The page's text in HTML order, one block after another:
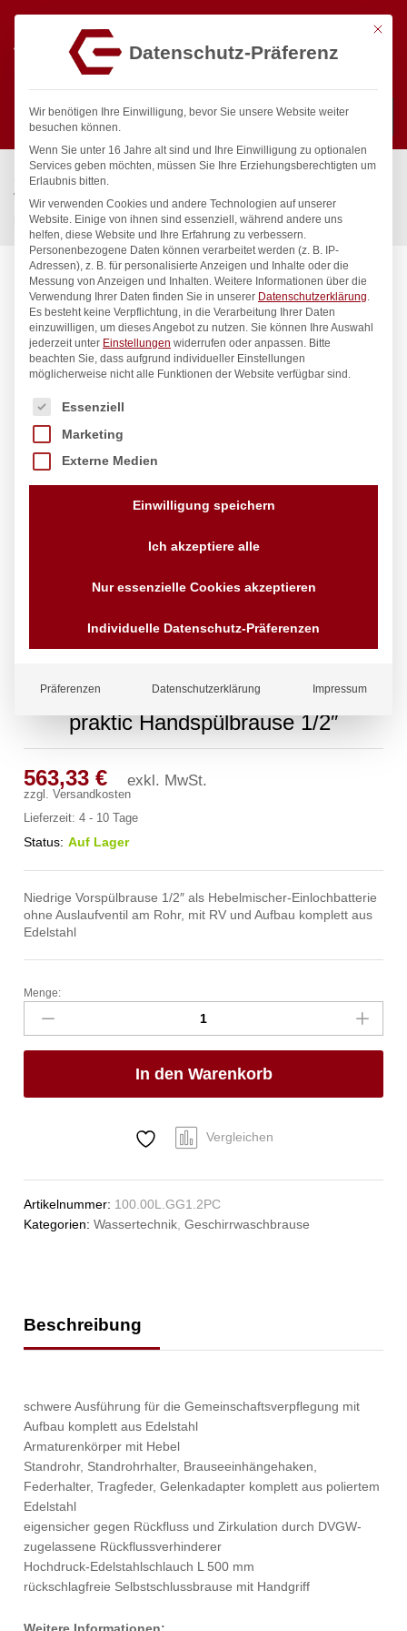
Suchen
Start / Gastronomiebedarf & Gastro Geräte für Profis
Wassertechnik
Geschirrwaschbrause
praktic Handspülbrause 1/2″
praktic Handspülbrause 1/2″
563,33€ exkl. MwSt.
zzgl.Versandkosten
Lieferzeit:4 - 10 Tage
Status: Auf Lager
Niedrige Vorspülbrause 1/2″ als Hebelmischer-Einlochbatterie
ohne Auslaufventil am Rohr, mit RV und Aufbau komplett aus
Edelstahl
praktic
Handspülbrause
1/2"
Anzahl
Menge:
In den Warenkorb
Vergleichen
Artikelnummer: 100.00L.GG1.2PC
Kategorien:Wassertechnik,Geschirrwaschbrause
Beschreibung
schwere Ausführung für die Gemeinschaftsverpflegung mit
Aufbau komplett aus Edelstahl
Armaturenkörper mit Hebel
Standrohr, Standrohrhalter, Brauseeinhängehaken,
Federhalter, Tragfeder, Gelenkadapter komplett aus poliertem
Edelstahl
eigensicher gegen Rückfluss und Zirkulation durch DVGW-
zugelassene Rückflussverhinderer
Hochdruck-Edelstahlschlauch L 500 mm
rückschlagfreie Selbstschlussbrause mit Handgriff
Mit
Datenschutz-Präferenz
Wir benötigen Ihre Einwilligung, bevor Sie unsere Website weiter
besuchen können.
Wenn Sie unter 16 Jahre alt sind und Ihre Einwilligung zu optionalen
Services geben möchten, müssen Sie Ihre Erziehungsberechtigten um
Erlaubnis bitten.
Wir verwenden Cookies und andere Technologien auf unserer
Website. Einige von ihnen sind essenziell, während andere uns
helfen, diese Website und Ihre Erfahrung zu verbessern.
Personenbezogene Daten können verarbeitet werden (z. B. IP-
Adressen), z. B. für personalisierte Anzeigen und Inhalte oder die
Messung von Anzeigen und Inhalten. Weitere Informationen über die
Verwendung Ihrer Daten finden Sie in unserer Datenschutzerklärung.
Es besteht keine Verpflichtung, in die Verarbeitung Ihrer Daten
einzuwilligen, um dieses Angebot zu nutzen. Sie können Ihre Auswahl
jederzeit unter Einstellungen widerrufen oder anpassen. Bitte
beachten Sie, dass aufgrund individueller Einstellungen
möglicherweise nicht alle Funktionen der Website verfügbar sind.
Es folgt eine Liste der Service-Gruppen, für die eine
Essenziell
Marketing
Externe Medien
Einwilligung speichern
Ich akzeptiere alle
Nur essenzielle Cookies akzeptieren
Individuelle Datenschutz-Präferenzen
Präferenzen Datenschutzerklärung Impressum